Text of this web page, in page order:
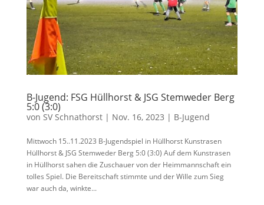
B-Jugend: FSG Hüllhorst & JSG Stemweder Berg
5:0 (3:0)
von SV Schnathorst| Nov. 16, 2023 | B-Jugend
Mittwoch 15..11.2023 B-Jugendspiel in Hüllhorst Kunstrasen
Hüllhorst & JSG Stemweder Berg 5:0 (3:0) Auf dem Kunstrasen
in Hüllhorst sahen die Zuschauer von der Heimmannschaft ein
tolles Spiel. Die Bereitschaft stimmte und der Wille zum Sieg
war auch da, winkte...